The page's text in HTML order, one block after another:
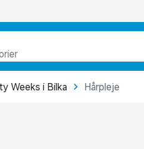
Weeks i Bilka Hårpleje